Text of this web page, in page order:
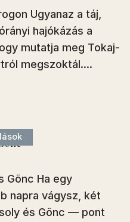
Ugyanaz a táj,
hajókázás a
mutatja meg Tokaj-
megszoktál....
Gönc Ha egy
napra vágysz, két
és Gönc — pont